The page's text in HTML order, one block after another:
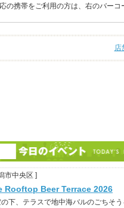
の携帯をご利用の方は、右のバーコ
店
市中央区 ]
Rooftop Beer Terrace 2026
下、テラスで地中海バルのごちそう